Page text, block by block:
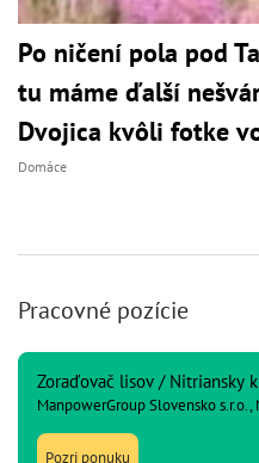
Po ničení pola pod
tu máme ďalší
Dvojica kvôli fotke
Domáce
Pracovné pozície
Zoraďovač lisov / Nitriansky
ManpowerGroup Slovensko s.r.o.,
Pozri ponuku